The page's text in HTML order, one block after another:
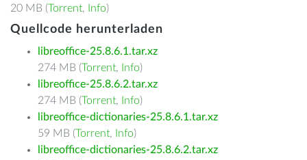
20 MB (Torrent, Info)
Quellcode herunterladen
libreoffice-25.8.6.1.tar.xz
274 MB (Torrent, Info)
libreoffice-25.8.6.2.tar.xz
274 MB (Torrent, Info)
libreoffice-dictionaries-25.8.6.1.tar.xz
59 MB (Torrent, Info)
libreoffice-dictionaries-25.8.6.2.tar.xz